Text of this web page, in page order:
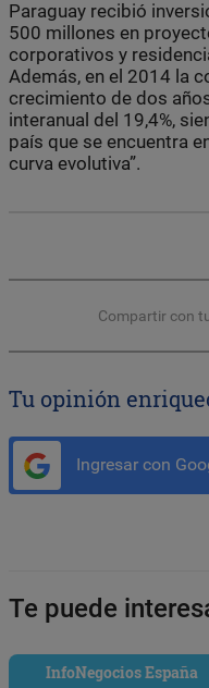
Paraguay recibió
500 millones en
corporativos y
Además, en el 2014 la
crecimiento de dos
interanual del 19,4%,
país que se encuentra
curva evolutiva”.
Compartir con
Tu opinión
Ingresar con
Te puede
InfoNegocios España